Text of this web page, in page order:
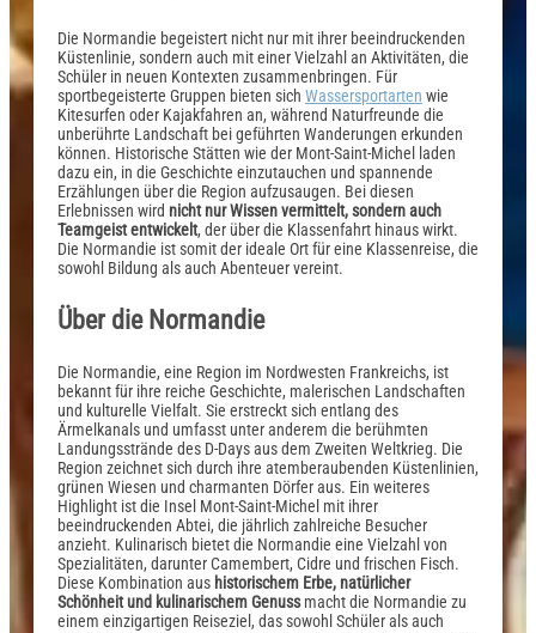
Die Normandie begeistert nicht nur mit ihrer beeindruckenden
Küstenlinie, sondern auch mit einer Vielzahl an Aktivitäten, die
Schüler in neuen Kontexten zusammenbringen. Für
sportbegeisterte Gruppen bieten sich Wassersportarten wie
Kitesurfen oder Kajakfahren an, während Naturfreunde die
unberührte Landschaft bei geführten Wanderungen erkunden
können. Historische Stätten wie der Mont-Saint-Michel laden
dazu ein, in die Geschichte einzutauchen und spannende
Erzählungen über die Region aufzusaugen. Bei diesen
Erlebnissen wird nicht nur Wissen vermittelt, sondern auch
Teamgeist entwickelt, der über die Klassenfahrt hinaus wirkt.
Die Normandie ist somit der ideale Ort für eine Klassenreise, die
sowohl Bildung als auch Abenteuer vereint.
Über die Normandie
Die Normandie, eine Region im Nordwesten Frankreichs, ist
bekannt für ihre reiche Geschichte, malerischen Landschaften
und kulturelle Vielfalt. Sie erstreckt sich entlang des
Ärmelkanals und umfasst unter anderem die berühmten
Landungsstrände des D-Days aus dem Zweiten Weltkrieg. Die
Region zeichnet sich durch ihre atemberaubenden Küstenlinien,
grünen Wiesen und charmanten Dörfer aus. Ein weiteres
Highlight ist die Insel Mont-Saint-Michel mit ihrer
beeindruckenden Abtei, die jährlich zahlreiche Besucher
anzieht. Kulinarisch bietet die Normandie eine Vielzahl von
Spezialitäten, darunter Camembert, Cidre und frischen Fisch.
Diese Kombination aus historischem Erbe, natürlicher
Schönheit und kulinarischem Genussmacht die Normandie zu
einem einzigartigen Reiseziel, das sowohl Schüler als auch